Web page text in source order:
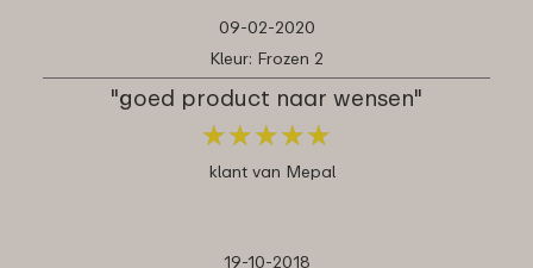
09-02-2020
Kleur: Frozen 2
"goed product naar wensen"
★★★★★
★★★★★
klant van Mepal
19-10-2018